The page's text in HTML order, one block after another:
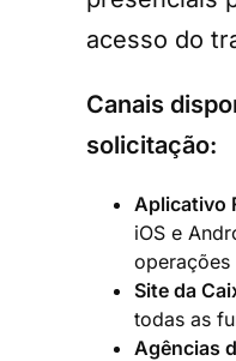
acesso do
Canais
solicitação:
Aplicativo
iOS e
operações
Site da
todas as
Agências